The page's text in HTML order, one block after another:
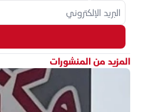
المزيد من المنشورات